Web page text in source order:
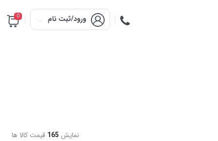
ورود/ثبت نام 0
نمایش 165 قیمت کالا ها